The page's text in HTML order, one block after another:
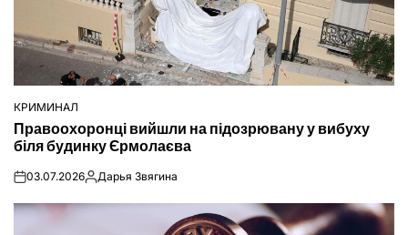
ОПУБЛІКУВАТИ
КРИМИНАЛ
Правоохоронці вийшли на підозрювану у вибуху
біля будинку Єрмолаєва
on03.07.2026Опубліковано
Дарья Звягина